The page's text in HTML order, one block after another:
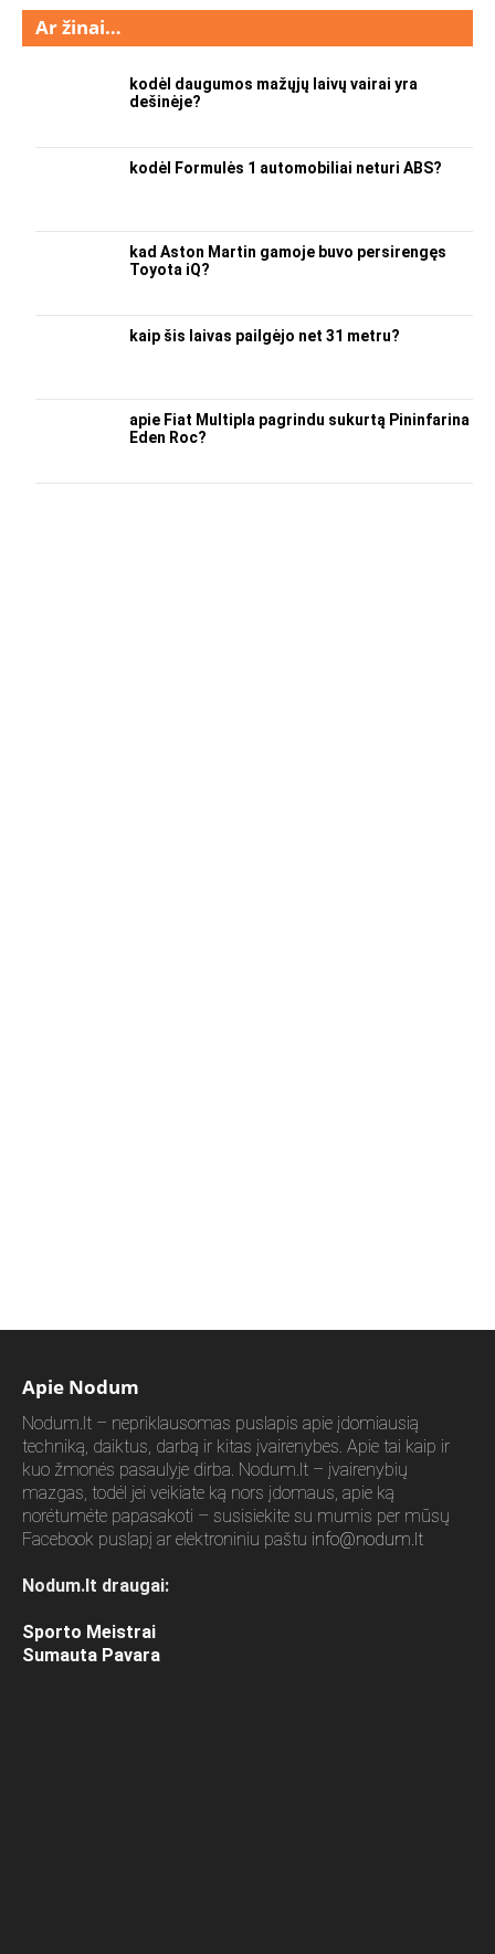
Ar žinai…
kodėl daugumos mažųjų laivų vairai yra
dešinėje?
kodėl Formulės 1 automobiliai neturi ABS?
kad Aston Martin gamoje buvo persirengęs
Toyota iQ?
kaip šis laivas pailgėjo net 31 metru?
apie Fiat Multipla pagrindu sukurtą Pininfarina
Eden Roc?
Apie Nodum
Nodum.lt – nepriklausomas puslapis apie įdomiausią
techniką, daiktus, darbą ir kitas įvairenybes. Apie tai kaip ir
kuo žmonės pasaulyje dirba. Nodum.lt – įvairenybių
mazgas, todėl jei veikiate ką nors įdomaus, apie ką
norėtumėte papasakoti – susisiekite su mumis per mūsų
Facebook puslapį ar elektroniniu paštu info@nodum.lt
Nodum.lt draugai:
Sporto Meistrai
Sumauta Pavara